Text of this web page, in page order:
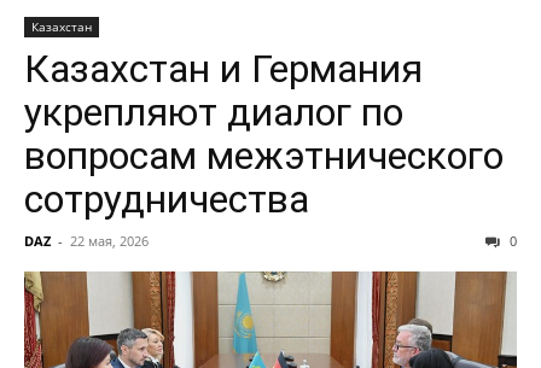
Казахстан
Казахстан и Германия
укрепляют диалог по
вопросам межэтнического
сотрудничества
DAZ - 22 мая, 2026 0